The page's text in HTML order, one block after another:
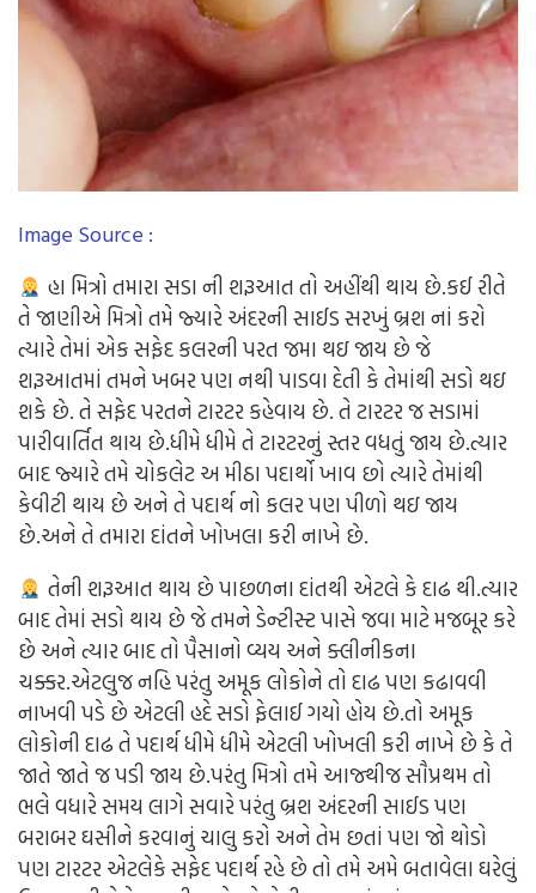
Image Source :
હા મિત્રો તમારા સડા ની શરૂઆત તો અહીંથી થાય છે.કઈ રીતે
તે જાણીએ મિત્રો તમે જ્યારે અંદરની સાઈડ સરખું બ્રશ નાં કરો
ત્યારે તેમાં એક સફેદ કલરની પરત જમા થઇ જાય છે જે
શરૂઆતમાં તમને ખબર પણ નથી પાડવા દેતી કે તેમાંથી સડો થઇ
શકે છે. તે સફેદ પરતને ટારટર કહેવાય છે. તે ટારટર જ સડામાં
પારીવાર્તિત થાય છે.ધીમે ધીમે તે ટારટરનું સ્તર વધતું જાય છે.ત્યાર
બાદ જ્યારે તમે ચોકલેટ અ મીઠા પદાર્થો ખાવ છો ત્યારે તેમાંથી
કેવીટી થાય છે અને તે પદાર્થ નો કલર પણ પીળો થઇ જાય
છે.અને તે તમારા દાંતને ખોખલા કરી નાખે છે.
તેની શરૂઆત થાય છે પાછળના દાંતથી એટલે કે દાઢ થી.ત્યાર
બાદ તેમાં સડો થાય છે જે તમને ડેન્ટીસ્ટ પાસે જવા માટે મજબૂર કરે
છે અને ત્યાર બાદ તો પૈસાનો વ્યય અને ક્લીનીકના
ચક્કર.એટલુજ નહિ પરંતુ અમૂક લોકોને તો દાઢ પણ કઢાવવી
નાખવી પડે છે એટલી હદે સડો ફેલાઈ ગયો હોય છે.તો અમૂક
લોકોની દાઢ તે પદાર્થ ધીમે ધીમે એટલી ખોખલી કરી નાખે છે કે તે
જાતે જાતે જ પડી જાય છે.પરંતુ મિત્રો તમે આજ્થીજ સૌપ્રથમ તો
ભલે વધારે સમય લાગે સવારે પરંતુ બ્રશ અંદરની સાઈડ પણ
બરાબર ઘસીને કરવાનું ચાલુ કરો અને તેમ છતાં પણ જો થોડો
પણ ટારટર એટલેકે સફેદ પદાર્થ રહે છે તો તમે અમે બતાવેલા ઘરેલું